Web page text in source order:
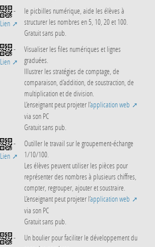
-
Lien
le picbilles numérique, aide les élèves à
structurer les nombres en 5, 10, 20 et 100.
Gratuit sans pub.
-
Lien
Visualiser les files numériques et lignes
graduées.
Illustrer les stratégies de comptage, de
comparaison, d’addition, de soustraction, de
multiplication et de division.
L’enseignant peut projeter l’application web
via son PC
Gratuit sans pub.
-
Lien
Outiller le travail sur le groupement-échange
1/10/100.
Les élèves peuvent utiliser les pièces pour
représenter des nombres à plusieurs chiffres,
compter, regrouper, ajouter et soustraire.
L’enseignant peut projeter l’application web
via son PC
Gratuit sans pub.
-
Un boulier pour faciliter le développement du